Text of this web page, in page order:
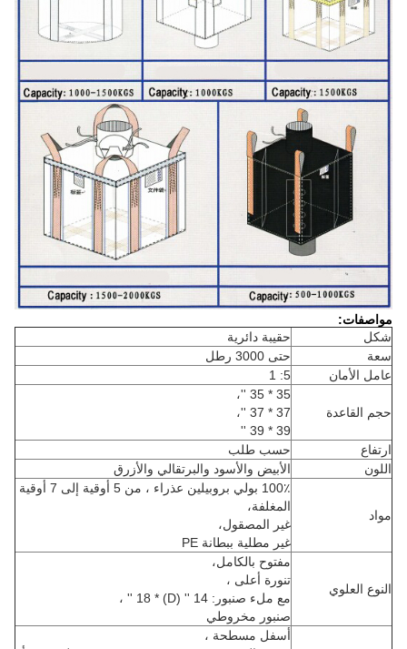
مواصفات:
شكل
حقيبة دائرية
سعة
حتى 3000 رطل
عامل الأمان
5: 1
حجم القاعدة
35 * 35 ''،
37 * 37 ''،
39 * 39 ''
ارتفاع
حسب طلب
اللون
الأبيض والأسود والبرتقالي والأزرق
مواد
100٪ بولي بروبيلين عذراء ، من 5 أوقية إلى 7 أوقية
المغلفة،
غير المصقول،
غير مطلية ببطانة PE
النوع العلوي
مفتوح بالكامل،
تنورة أعلى ،
مع ملء صنبور: 14 '' (D) * 18 '' ،
صنبور مخروطي
أسفل مسطحة ،